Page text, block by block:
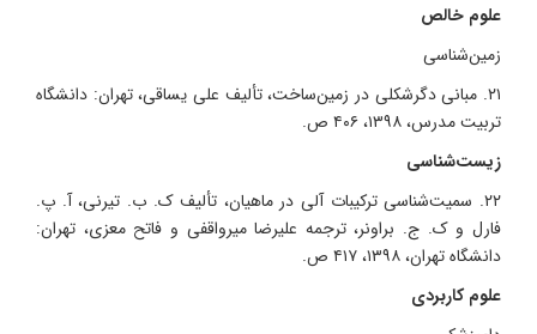
علوم خالص
زمین‌شناسی
۲۱. مبانی دگرشکلی در زمین‌ساخت، تألیف علی یساقی، تهران: دانشگاه
تربیت مدرس، ۱۳۹۸، ۴۰۶ ص.
زیست‌شناسی
۲۲. سمیت‌شناسی ترکیبات آلی در ماهیان، تألیف ک. ب. تیرنی، آ. پ.
فارل و ک. ج. براونر، ترجمه علیرضا میرواقفی و فاتح معزی، تهران:
دانشگاه تهران، ۱۳۹۸، ۴۱۷ ص.
علوم کاربردی